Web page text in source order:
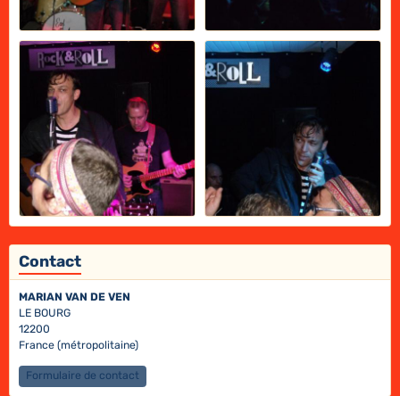
Contact
MARIAN VAN DE VEN
LE BOURG
12200
France (métropolitaine)
Formulaire de contact